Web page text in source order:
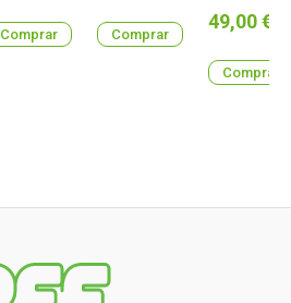
Comprar Comprar
Precio
49,00 €
Comprar